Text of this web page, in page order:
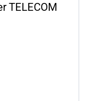
TELECOM